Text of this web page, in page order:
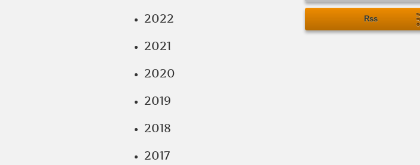
2022
2021
2020
2019
2018
2017
Rss